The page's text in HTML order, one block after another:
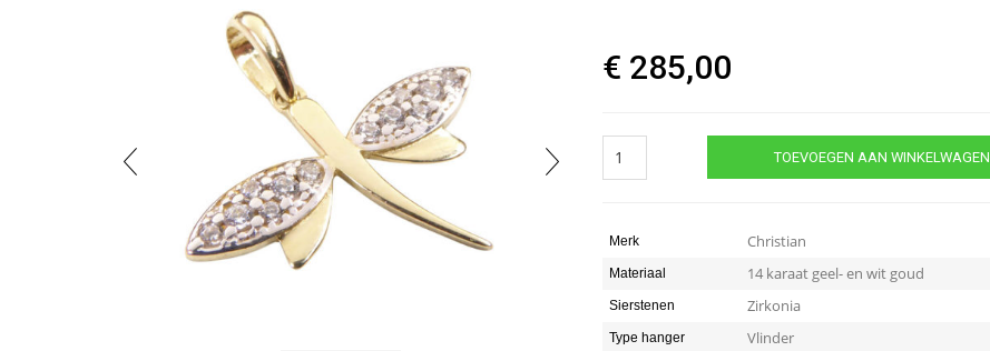
€ 285,00
bicolor
quantity
TOEVOEGEN AAN WINKELWAGEN
Merk Christian
Materiaal 14 karaat geel- en wit goud
Sierstenen Zirkonia
Type hanger Vlinder